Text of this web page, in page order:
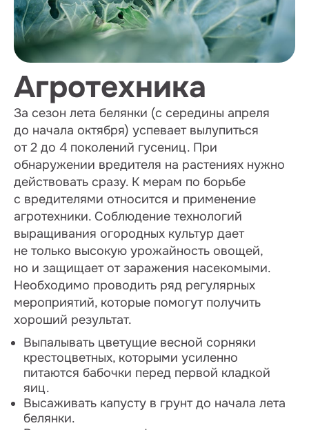
Агротехника
За сезон лета белянки (с середины апреля
до начала октября) успевает вылупиться
от 2 до 4 поколений гусениц. При
обнаружении вредителя на растениях нужно
действовать сразу. К мерам по борьбе
с вредителями относится и применение
агротехники. Соблюдение технологий
выращивания огородных культур дает
не только высокую урожайность овощей,
но и защищает от заражения насекомыми.
Необходимо проводить ряд регулярных
мероприятий, которые помогут получить
хороший результат.
Выпалывать цветущие весной сорняки
крестоцветных, которыми усиленно
питаются бабочки перед первой кладкой
яиц.
Высаживать капусту в грунт до начала лета
белянки.